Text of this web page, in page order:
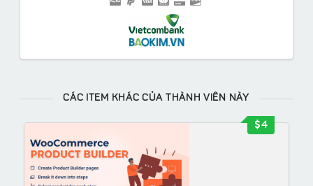
CÁC ITEM KHÁC CỦA THÀNH VIÊN NÀY
4